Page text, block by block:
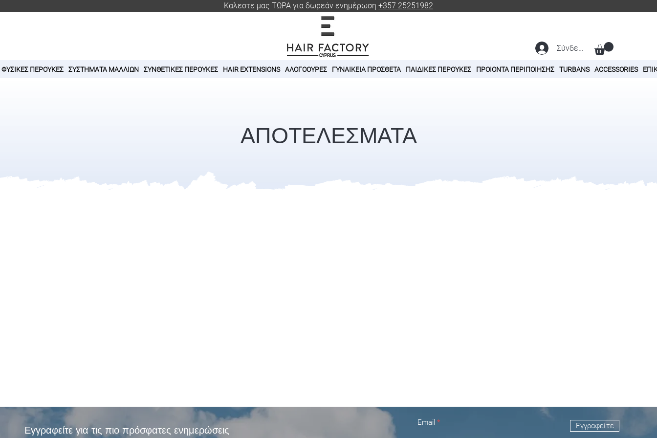
Καλεστε μας ΤΩΡΑ για δωρεάν ενημέρωση +357 25251982
Σύνδεση
ΦΥΣΙΚΕΣ ΠΕΡΟΥΚΕΣ ΣΥΣΤΗΜΑΤΑ ΜΑΛΛΙΩΝ ΣΥΝΘΕΤΙΚΕΣ ΠΕΡΟΥΚΕΣ HAIR EXTENSIONS ΑΛΟΓΟΟΥΡΕΣ ΓΥΝΑΙΚΕΙΑ ΠΡΟΣΘΕΤΑ ΠΑΙΔΙΚΕΣ ΠΕΡΟΥΚΕΣ ΠΡΟΙΟΝΤΑ ΠΕΡΙΠΟΙΗΣΗΣ TURBANS ACCESSORIES
ΑΠΟΤΕΛΕΣΜΑΤΑ
Εγγραφείτε για τις πιο πρόσφατες ενημερώσεις
Email Εγγραφείτε